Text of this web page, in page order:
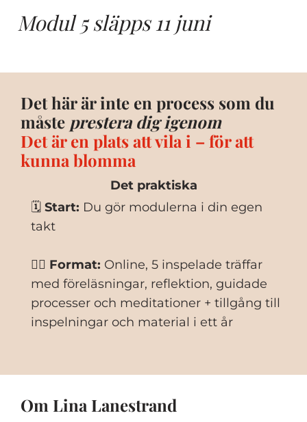
Modul 5 släpps 11 juni
Det här är inte en process som du
måste prestera dig igenom
Det är en plats att vila i – för att
kunna blomma
Det praktiska
🗓 Start: Du gör modulerna i din egen
takt
🧘‍♀️ Format: Online, 5 inspelade träffar
med föreläsningar, reflektion, guidade
processer och meditationer + tillgång till
inspelningar och material i ett år
Om Lina Lanestrand